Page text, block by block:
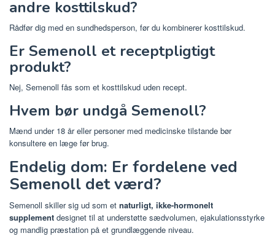
andre kosttilskud?
Rådfør dig med en sundhedsperson, før du kombinerer kosttilskud.
Er Semenoll et receptpligtigt
produkt?
Nej, Semenoll fås som et kosttilskud uden recept.
Hvem bør undgå Semenoll?
Mænd under 18 år eller personer med medicinske tilstande bør
konsultere en læge før brug.
Endelig dom: Er fordelene ved
Semenoll det værd?
Semenoll skiller sig ud som et naturligt, ikke-hormonelt
supplement designet til at understøtte sædvolumen, ejakulationsstyrke
og mandlig præstation på et grundlæggende niveau.